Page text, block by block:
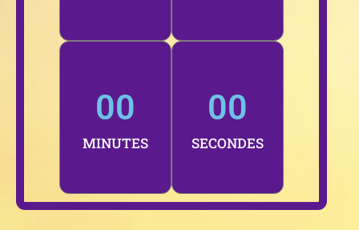
00
MINUTES
00
SECONDES